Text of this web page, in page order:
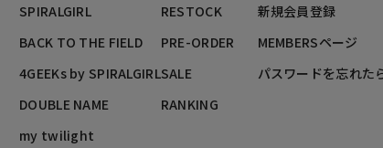
SPIRALGIRL
BACK TO THE FIELD
4GEEKs by SPIRALGIRL
DOUBLE NAME
my twilight
RESTOCK
PRE-ORDER
SALE
RANKING
新規会員登録
MEMBERSページ
パスワードを忘れた